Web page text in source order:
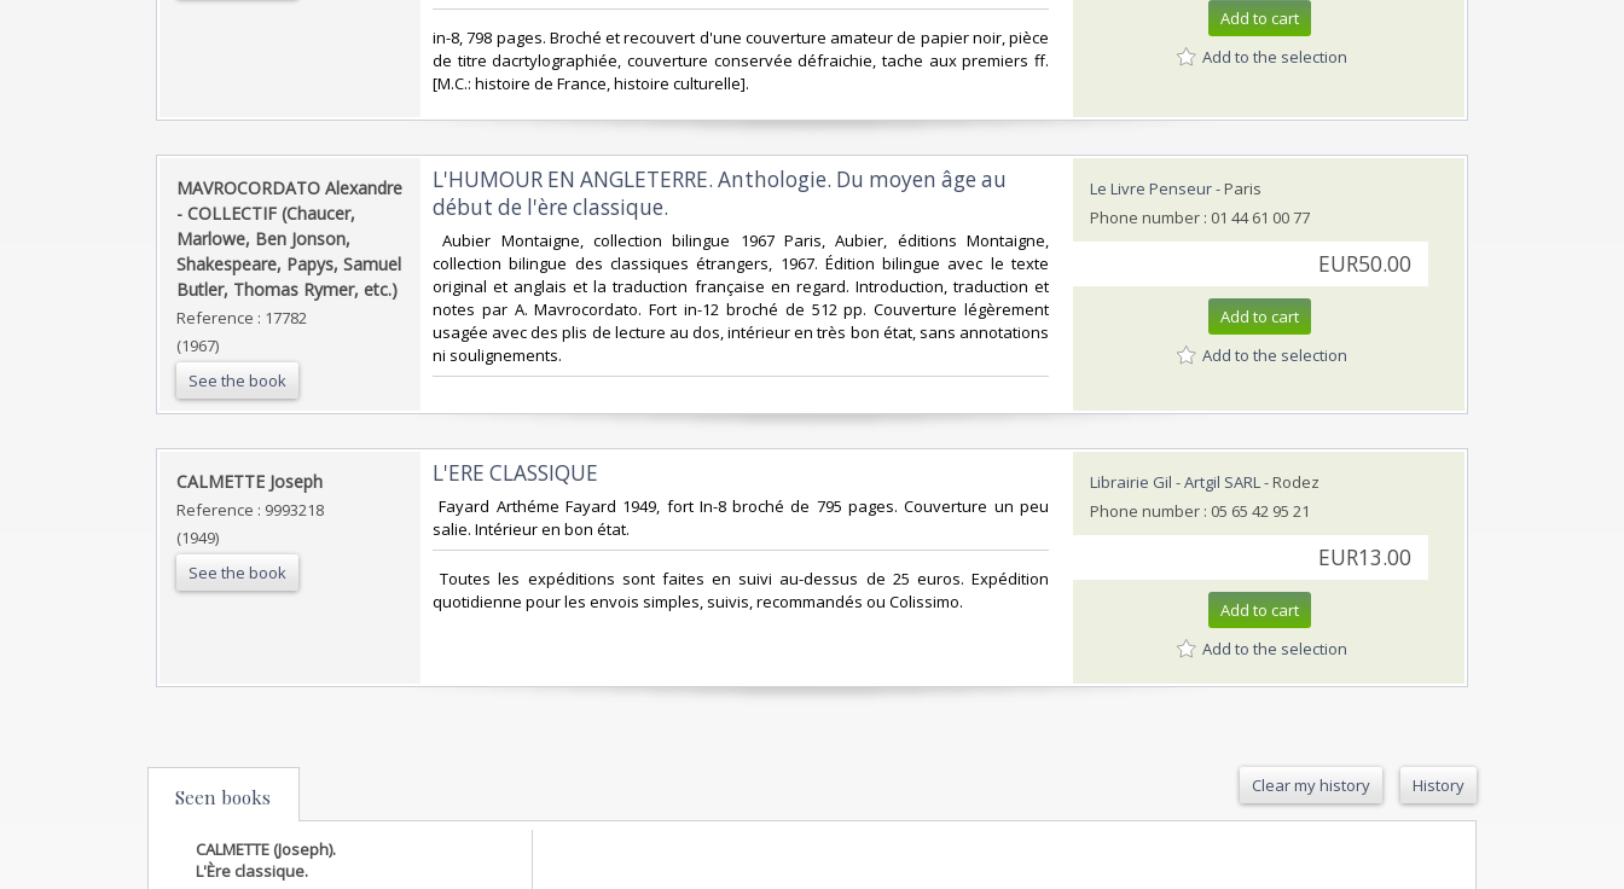
‎in-8, 798 pages. Broché et recouvert d'une couverture amateur de papier noir, pièce
de titre dacrtylographiée, couverture conservée défraichie, tache aux premiers ff.
[M.C.: histoire de France, histoire culturelle].‎
Add to cart
Add to the selection
‎MAVROCORDATO Alexandre
- COLLECTIF (Chaucer,
Marlowe, Ben Jonson,
Shakespeare, Papys, Samuel
Butler, Thomas Rymer, etc.)‎
Reference : 17782
(1967)
See the book
‎L'HUMOUR EN ANGLETERRE. Anthologie. Du moyen âge au
début de l'ère classique.‎
‎ Aubier Montaigne, collection bilingue 1967 Paris, Aubier, éditions Montaigne,
collection bilingue des classiques étrangers, 1967. Édition bilingue avec le texte
original et anglais et la traduction française en regard. Introduction, traduction et
notes par A. Mavrocordato. Fort in-12 broché de 512 pp. Couverture légèrement
usagée avec des plis de lecture au dos, intérieur en très bon état, sans annotations
ni soulignements. ‎
Le Livre Penseur- Paris
Phone number : 01 44 61 00 77
EUR50.00
Add to cart
Add to the selection
‎CALMETTE Joseph‎
Reference : 9993218
(1949)
See the book
‎L'ERE CLASSIQUE‎
‎ Fayard Arthéme Fayard 1949, fort In-8 broché de 795 pages. Couverture un peu
salie. Intérieur en bon état.‎
‎ Toutes les expéditions sont faites en suivi au-dessus de 25 euros. Expédition
quotidienne pour les envois simples, suivis, recommandés ou Colissimo. ‎
Librairie Gil - Artgil SARL - Rodez
Phone number : 05 65 42 95 21
EUR13.00
Add to cart
Add to the selection
Seen books Clear my history History
CALMETTE (Joseph).
L'Ère classique.